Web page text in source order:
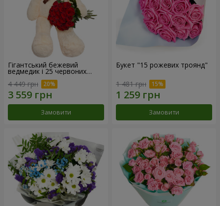
Гігантський бежевий
ведмедик і 25 червоних
троянд
4 449 грн
Замовити
Букет "15 рожевих троянд"
1 481 грн
Замовити